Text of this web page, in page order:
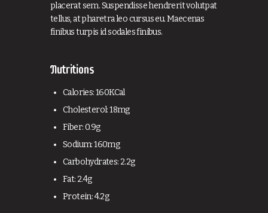
placerat sem. Suspendisse hendrerit volutpat
tellus, at pharetra leo cursus eu. Maecenas
finibus turpis id sodales finibus.
Nutritions
Calories: 160KCal
Cholesterol: 18mg
Fiber: 0.9g
Sodium: 160mg
Carbohydrates: 2.2g
Fat: 2.4g
Protein: 4.2g